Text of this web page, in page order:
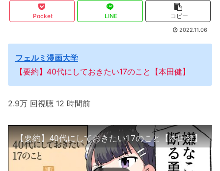
Pocket LINE コピー
2022.11.06
フェルミ漫画大学
【要約】40代にしておきたい17のこと【本田健】
2.9万 回視聴 12 時間前
【要約】40代にしておきたい17のこと【本田健】